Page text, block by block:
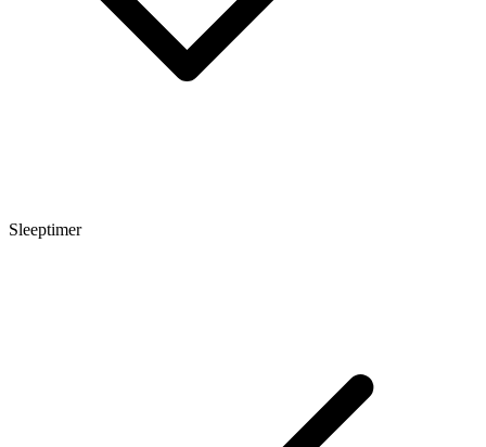
Sleeptimer